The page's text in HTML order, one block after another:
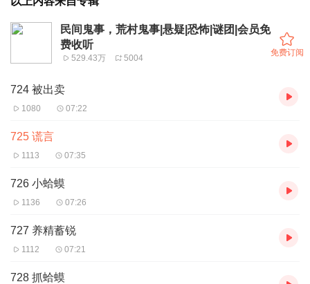
民间鬼事，荒村鬼事|悬疑|恐怖|谜团|会员免
费收听
529.43万 5004
免费订阅
724 被出卖
1080 07:22
725 谎言
1113 07:35
726 小蛤蟆
1136 07:26
727 养精蓄锐
1112 07:21
728 抓蛤蟆